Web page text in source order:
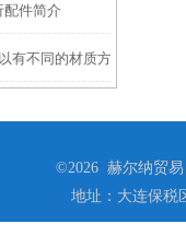
配件简介
有不同的材质方式以及配件
©2026 赫尔纳贸易
地址：大连保税